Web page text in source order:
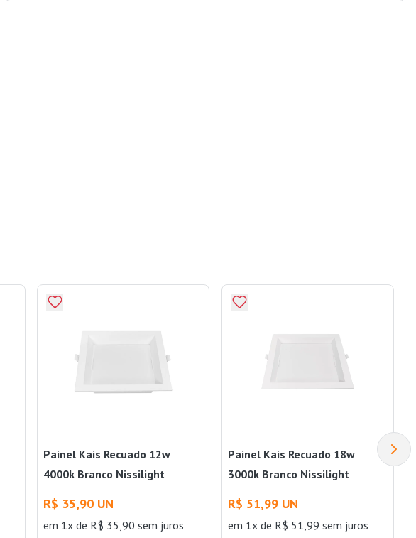
Painel Kais Recuado 12w
4000k Branco Nissilight
R$ 35,90 UN
em 1x de R$ 35,90 sem juros
Painel Kais Recuado 18w
3000k Branco Nissilight
R$ 51,99 UN
em 1x de R$ 51,99 sem juros